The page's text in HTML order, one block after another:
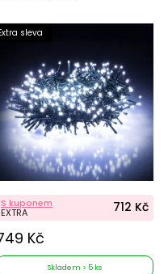
sleva
S kuponem
EXTRA 712 Kč
Kč
Skladem > 5 ks